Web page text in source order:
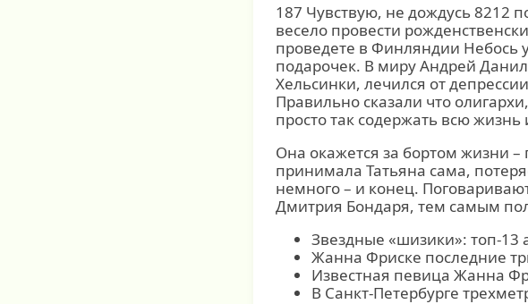
187 Чувствую, не дождусь 8212
весело провести
проведете в Финляндии Небось
подарочек. В миру Андрей
Хельсинки, лечился от
Правильно сказали что
просто так содержать всю жизнь
Она окажется за бортом жизни
принимала Татьяна сама,
немного – и конец.
Дмитрия Бондаря, тем самым
Звездные «шизики»: топ-13
Жанна Фриске последние
Известная певица Жанна
В Санкт-Петербурге